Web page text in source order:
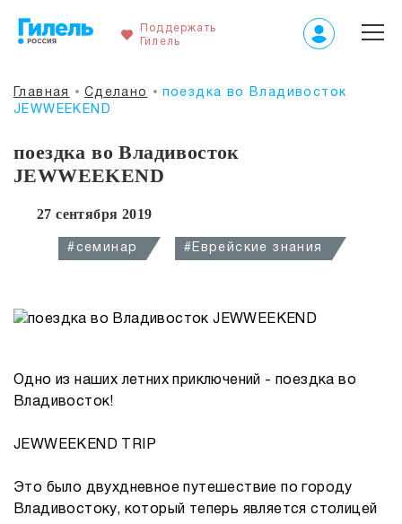
Поддержать
Гилель
Главная Сделано
поездка во Владивосток
JEWWEEKEND
поездка во Владивосток
JEWWEEKEND
27 сентября 2019
#семинар #Еврейские знания
Одно из наших летних приключений - поездка во
Владивосток!
JEWWEEKEND TRIP
Это было двухдневное путешествие по городу
Владивостоку, который теперь является столицей